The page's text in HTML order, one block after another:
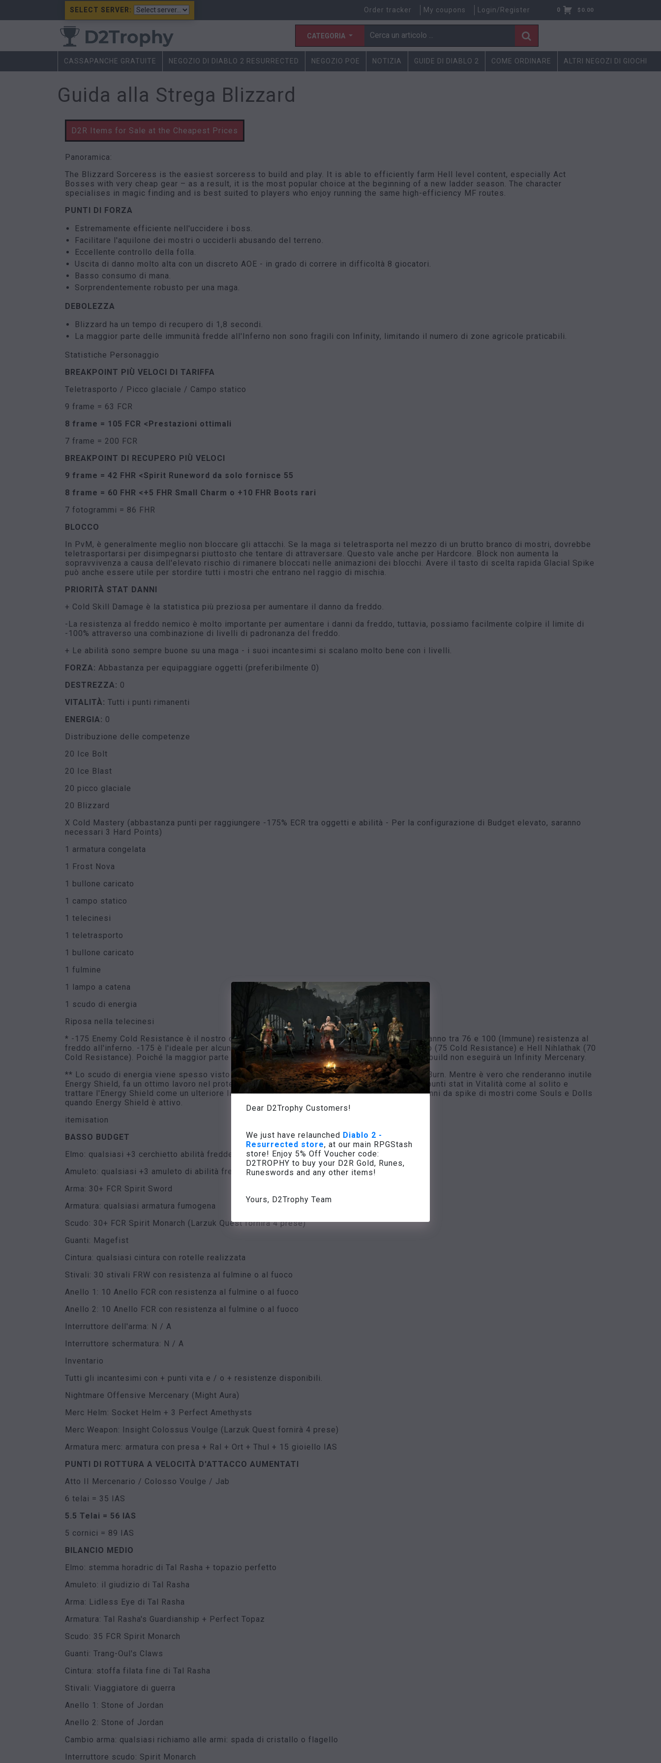
Dear D2Trophy Customers!
We just have relaunched Diablo 2 -
Resurrected store, at our main RPGStash
store! Enjoy 5% Off Voucher code:
D2TROPHY to buy your D2R Gold, Runes,
Runeswords and any other items!
Yours, D2Trophy Team
SELECT SERVER: Order tracker My coupons Login/Register 0 $ 0.00
CATEGORIA
CASSAPANCHE GRATUITE NEGOZIO DI DIABLO 2 RESURRECTED NEGOZIO POE NOTIZIA GUIDE DI DIABLO 2 COME ORDINARE ALTRI NEGOZI DI GIOCHI
Guida alla Strega Blizzard
D2R Items for Sale at the Cheapest Prices
Panoramica:
The Blizzard Sorceress is the easiest sorceress to build and play. It is able to efficiently farm Hell level content, especially Act
Bosses with very cheap gear – as a result, it is the most popular choice at the beginning of a new ladder season. The character
specialises in magic finding and is best suited to players who enjoy running the same high-efficiency MF routes.
PUNTI DI FORZA
Estremamente efficiente nell'uccidere i boss.
Facilitare l'aquilone dei mostri o ucciderli abusando del terreno.
Eccellente controllo della folla.
Uscita di danno molto alta con un discreto AOE - in grado di correre in difficoltà 8 giocatori.
Basso consumo di mana.
Sorprendentemente robusto per una maga.
DEBOLEZZA
Blizzard ha un tempo di recupero di 1,8 secondi.
La maggior parte delle immunità fredde all'Inferno non sono fragili con Infinity, limitando il numero di zone agricole praticabili.
Statistiche Personaggio
BREAKPOINT PIÙ VELOCI DI TARIFFA
Teletrasporto / Picco glaciale / Campo statico
9 frame = 63 FCR
8 frame = 105 FCR <Prestazioni ottimali
7 frame = 200 FCR
BREAKPOINT DI RECUPERO PIÙ VELOCI
9 frame = 42 FHR <Spirit Runeword da solo fornisce 55
8 frame = 60 FHR <+5 FHR Small Charm o +10 FHR Boots rari
7 fotogrammi = 86 FHR
BLOCCO
In PvM, è generalmente meglio non bloccare gli attacchi. Se la maga si teletrasporta nel mezzo di un brutto branco di mostri, dovrebbe
teletrasportarsi per disimpegnarsi piuttosto che tentare di attraversare. Questo vale anche per Hardcore. Block non aumenta la
sopravvivenza a causa dell'elevato rischio di rimanere bloccati nelle animazioni dei blocchi. Avere il tasto di scelta rapida Glacial Spike
può anche essere utile per stordire tutti i mostri che entrano nel raggio di mischia.
PRIORITÀ STAT DANNI
+ Cold Skill Damage è la statistica più preziosa per aumentare il danno da freddo.
-La resistenza al freddo nemico è molto importante per aumentare i danni da freddo, tuttavia, possiamo facilmente colpire il limite di
-100% attraverso una combinazione di livelli di padronanza del freddo.
+ Le abilità sono sempre buone su una maga - i suoi incantesimi si scalano molto bene con i livelli.
FORZA: Abbastanza per equipaggiare oggetti (preferibilmente 0)
DESTREZZA: 0
VITALITÀ: Tutti i punti rimanenti
ENERGIA: 0
Distribuzione delle competenze
20 Ice Bolt
20 Ice Blast
20 picco glaciale
20 Blizzard
X Cold Mastery (abbastanza punti per raggiungere -175% ECR tra oggetti e abilità - Per la configurazione di Budget elevato, saranno
necessari 3 Hard Points)
1 armatura congelata
1 Frost Nova
1 bullone caricato
1 campo statico
1 telecinesi
1 teletrasporto
1 bullone caricato
1 fulmine
1 lampo a catena
1 scudo di energia
Riposa nella telecinesi
* -175 Enemy Cold Resistance è il nostro obiettivo in quanto ci sono pochissimi mostri che hanno tra 76 e 100 (Immune) resistenza al
freddo all'inferno. -175 è l'ideale per alcuni dei nostri obiettivi principali, ad es. Hell Mephisto (75 Cold Resistance) e Hell Nihlathak (70
Cold Resistance). Poiché la maggior parte dei Cold Immunes in Hell sono infrangibili, questa build non eseguirà un Infinity Mercenary.
** Lo scudo di energia viene spesso visto in PvM a causa dell'esistenza dei mostri di Mana Burn. Mentre è vero che renderanno inutile
Energy Shield, fa un ottimo lavoro nel proteggerti da tutto il resto. La chiave è mettere tutti i punti stat in Vitalità come al solito e
trattare l'Energy Shield come un ulteriore livello di protezione. Noterai un drastico calo dei danni da spike di mostri come Souls e Dolls
quando Energy Shield è attivo.
itemisation
BASSO BUDGET
Elmo: qualsiasi +3 cerchietto abilità fredde
Amuleto: qualsiasi +3 amuleto di abilità fredde
Arma: 30+ FCR Spirit Sword
Armatura: qualsiasi armatura fumogena
Scudo: 30+ FCR Spirit Monarch (Larzuk Quest fornirà 4 prese)
Guanti: Magefist
Cintura: qualsiasi cintura con rotelle realizzata
Stivali: 30 stivali FRW con resistenza al fulmine o al fuoco
Anello 1: 10 Anello FCR con resistenza al fulmine o al fuoco
Anello 2: 10 Anello FCR con resistenza al fulmine o al fuoco
Interruttore dell'arma: N / A
Interruttore schermatura: N / A
Inventario
Tutti gli incantesimi con + punti vita e / o + resistenze disponibili.
Nightmare Offensive Mercenary (Might Aura)
Merc Helm: Socket Helm + 3 Perfect Amethysts
Merc Weapon: Insight Colossus Voulge (Larzuk Quest fornirà 4 prese)
Armatura merc: armatura con presa + Ral + Ort + Thul + 15 gioiello IAS
PUNTI DI ROTTURA A VELOCITÀ D'ATTACCO AUMENTATI
Atto II Mercenario / Colosso Voulge / Jab
6 telai = 35 IAS
5.5 Telai = 56 IAS
5 cornici = 89 IAS
BILANCIO MEDIO
Elmo: stemma horadric di Tal Rasha + topazio perfetto
Amuleto: il giudizio di Tal Rasha
Arma: Lidless Eye di Tal Rasha
Armatura: Tal Rasha's Guardianship + Perfect Topaz
Scudo: 35 FCR Spirit Monarch
Guanti: Trang-Oul's Claws
Cintura: stoffa filata fine di Tal Rasha
Stivali: Viaggiatore di guerra
Anello 1: Stone of Jordan
Anello 2: Stone of Jordan
Cambio arma: qualsiasi richiamo alle armi: spada di cristallo o flagello
Interruttore scudo: Spirit Monarch